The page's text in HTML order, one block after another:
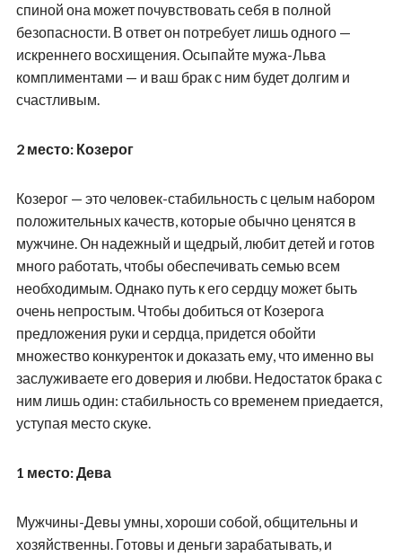
спиной она может почувствовать себя в полной
безопасности. В ответ он потребует лишь одного —
искреннего восхищения. Осыпайте мужа-Льва
комплиментами — и ваш брак с ним будет долгим и
счастливым.
2 место: Козерог
Козерог — это человек-стабильность с целым набором
положительных качеств, которые обычно ценятся в
мужчине. Он надежный и щедрый, любит детей и готов
много работать, чтобы обеспечивать семью всем
необходимым. Однако путь к его сердцу может быть
очень непростым. Чтобы добиться от Козерога
предложения руки и сердца, придется обойти
множество конкуренток и доказать ему, что именно вы
заслуживаете его доверия и любви. Недостаток брака с
ним лишь один: стабильность со временем приедается,
уступая место скуке.
1 место: Дева
Мужчины-Девы умны, хороши собой, общительны и
хозяйственны. Готовы и деньги зарабатывать, и